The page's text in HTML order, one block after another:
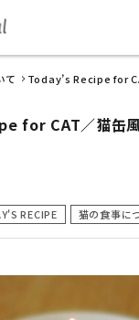
て
Today’s Recipe for
for CAT／猫缶
RECIPE 猫の食事に